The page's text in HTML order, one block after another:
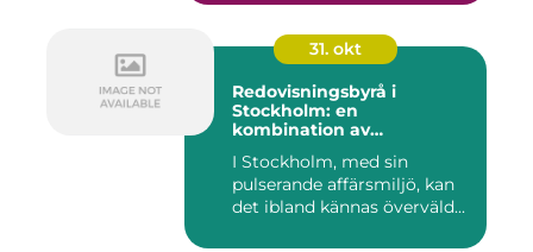
31. okt
Redovisningsbyrå i
Stockholm: en
kombination av
personlig service
I Stockholm, med sin
pulserande affärsmiljö, kan
det ibland kännas överväld...